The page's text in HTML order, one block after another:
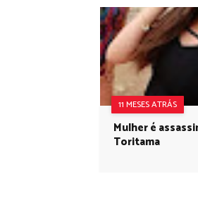
11 MESES ATRÁS
Mulher é
Toritama